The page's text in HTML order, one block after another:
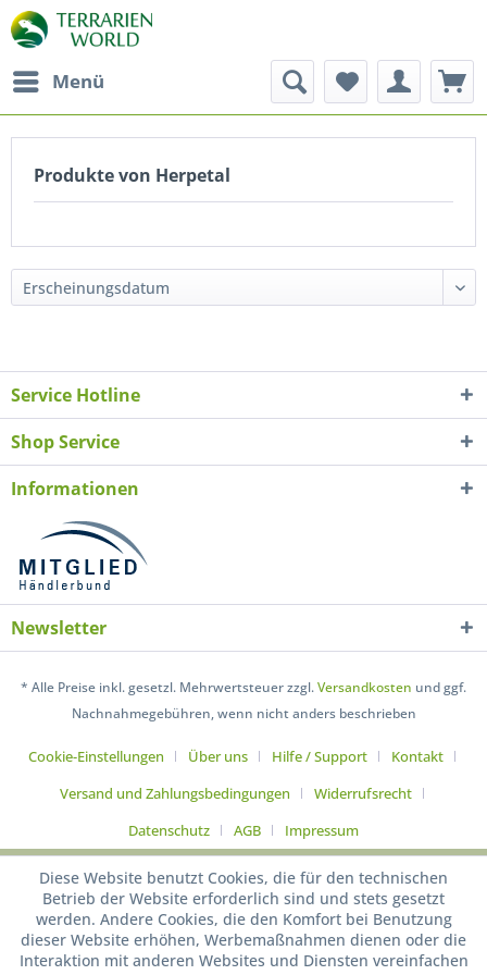
Menü
Produkte von Herpetal
Service Hotline
Shop Service
Informationen
Newsletter
* Alle Preise inkl. gesetzl. Mehrwertsteuer zzgl.Versandkosten und ggf.
Nachnahmegebühren, wenn nicht anders beschrieben
Cookie-Einstellungen Über uns Hilfe / Support
Kontakt
Versand und Zahlungsbedingungen
Widerrufsrecht
Datenschutz
AGB Impressum
Diese Website benutzt Cookies, die für den technischen
Betrieb der Website erforderlich sind und stets gesetzt
werden. Andere Cookies, die den Komfort bei Benutzung
dieser Website erhöhen, Werbemaßnahmen dienen oder die
Interaktion mit anderen Websites und Diensten vereinfachen